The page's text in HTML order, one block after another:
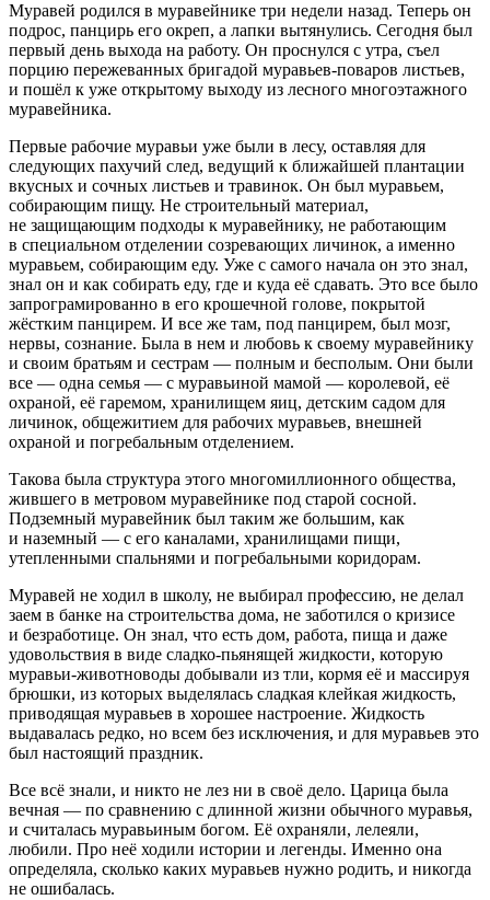
Муравей родился в муравейнике три недели назад. Теперь он
подрос, панцирь его окреп, а лапки вытянулись. Сегодня был
первый день выхода на работу. Он проснулся с утра, съел
порцию пережеванных бригадой муравьев-поваров листьев,
и пошёл к уже открытому выходу из лесного многоэтажного
муравейника.
Первые рабочие муравьи уже были в лесу, оставляя для
следующих пахучий след, ведущий к ближайшей плантации
вкусных и сочных листьев и травинок. Он был муравьем,
собирающим пищу. Не строительный материал,
не защищающим подходы к муравейнику, не работающим
в специальном отделении созревающих личинок, а именно
муравьем, собирающим еду. Уже с самого начала он это знал,
знал он и как собирать еду, где и куда её сдавать. Это все было
запрограмированно в его крошечной голове, покрытой
жёстким панцирем. И все же там, под панцирем, был мозг,
нервы, сознание. Была в нем и любовь к своему муравейнику
и своим братьям и сестрам — полным и бесполым. Они были
все — одна семья — с муравьиной мамой — королевой, её
охраной, её гаремом, хранилищем яиц, детским садом для
личинок, общежитием для рабочих муравьев, внешней
охраной и погребальным отделением.
Такова была структура этого многомиллионного общества,
жившего в метровом муравейнике под старой сосной.
Подземный муравейник был таким же большим, как
и наземный — с его каналами, хранилищами пищи,
утепленными спальнями и погребальными коридорам.
Муравей не ходил в школу, не выбирал профессию, не делал
заем в банке на строительства дома, не заботился о кризисе
и безработице. Он знал, что есть дом, работа, пища и даже
удовольствия в виде сладко-пьянящей жидкости, которую
муравьи-животноводы добывали из тли, кормя её и массируя
брюшки, из которых выделялась сладкая клейкая жидкость,
приводящая муравьев в хорошее настроение. Жидкость
выдавалась редко, но всем без исключения, и для муравьев это
был настоящий праздник.
Все всё знали, и никто не лез ни в своё дело. Царица была
вечная — по сравнению с длинной жизни обычного муравья,
и считалась муравьиным богом. Её охраняли, лелеяли,
любили. Про неё ходили истории и легенды. Именно она
определяла, сколько каких муравьев нужно родить, и никогда
не ошибалась.